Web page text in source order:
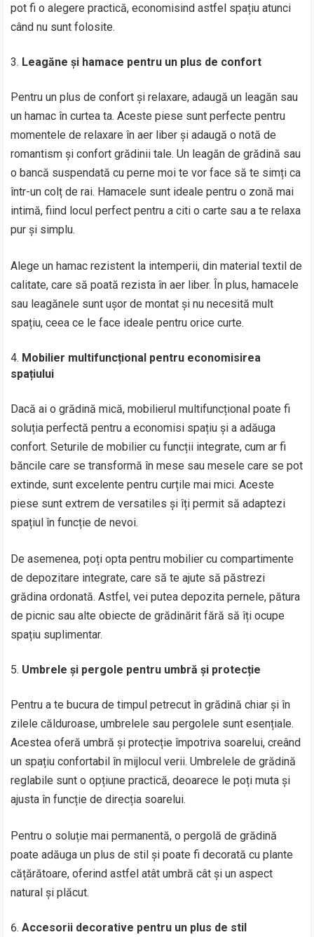
pot fi o alegere practică, economisind astfel spațiu atunci
când nu sunt folosite.
Leagăne și hamace pentru un plus de confort
Pentru un plus de confort și relaxare, adaugă un leagăn sau
un hamac în curtea ta. Aceste piese sunt perfecte pentru
momentele de relaxare în aer liber și adaugă o notă de
romantism și confort grădinii tale. Un leagăn de grădină sau
o bancă suspendată cu perne moi te vor face să te simți ca
într-un colț de rai. Hamacele sunt ideale pentru o zonă mai
intimă, fiind locul perfect pentru a citi o carte sau a te relaxa
pur și simplu.
Alege un hamac rezistent la intemperii, din material textil de
calitate, care să poată rezista în aer liber. În plus, hamacele
sau leagănele sunt ușor de montat și nu necesită mult
spațiu, ceea ce le face ideale pentru orice curte.
Mobilier multifuncțional pentru economisirea
spațiului
Dacă ai o grădină mică, mobilierul multifuncțional poate fi
soluția perfectă pentru a economisi spațiu și a adăuga
confort. Seturile de mobilier cu funcții integrate, cum ar fi
băncile care se transformă în mese sau mesele care se pot
extinde, sunt excelente pentru curțile mai mici. Aceste
piese sunt extrem de versatiles și îți permit să adaptezi
spațiul în funcție de nevoi.
De asemenea, poți opta pentru mobilier cu compartimente
de depozitare integrate, care să te ajute să păstrezi
grădina ordonată. Astfel, vei putea depozita pernele, pătura
de picnic sau alte obiecte de grădinărit fără să îți ocupe
spațiu suplimentar.
Umbrele și pergole pentru umbră și protecție
Pentru a te bucura de timpul petrecut în grădină chiar și în
zilele călduroase, umbrelele sau pergolele sunt esențiale.
Acestea oferă umbră și protecție împotriva soarelui, creând
un spațiu confortabil în mijlocul verii. Umbrelele de grădină
reglabile sunt o opțiune practică, deoarece le poți muta și
ajusta în funcție de direcția soarelui.
Pentru o soluție mai permanentă, o pergolă de grădină
poate adăuga un plus de stil și poate fi decorată cu plante
cățărătoare, oferind astfel atât umbră cât și un aspect
natural și plăcut.
Accesorii decorative pentru un plus de stil